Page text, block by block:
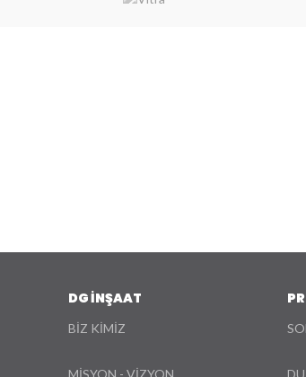
DG İNŞAAT
BİZ KİMİZ
MİSYON - VİZYON